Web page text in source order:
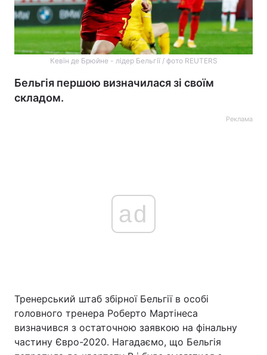
Кевін де Брюйне - лідер Бельгії / фото REUTERS
Бельгія першою визначилася зі своїм
складом.
Реклама
ad
Тренерський штаб збірної Бельгії в особі
головного тренера Роберто Мартінеса
визначився з остаточною заявкою на фінальну
частину Євро-2020. Нагадаємо, що Бельгія